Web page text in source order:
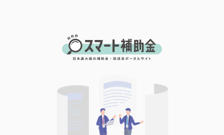
メールアドレス